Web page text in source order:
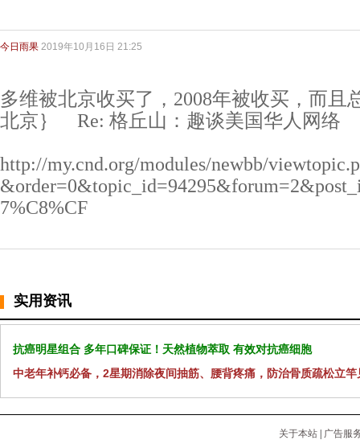
今日雨果 2019年10月16日 21:25
多维被北京收买了，2008年被收买，而且
北京｝ Re: 格丘山：趣谈美国华人网络
http://my.cnd.org/modules/newbb/
7%C8%CF
实用资讯
抗癌明星组合 多年口碑保证！天然植物萃取 有效对抗癌细胞
中老年补钙必备，2星期消除夜间抽筋、腰背疼痛，防治骨质疏松立竿
关于本站
广告服